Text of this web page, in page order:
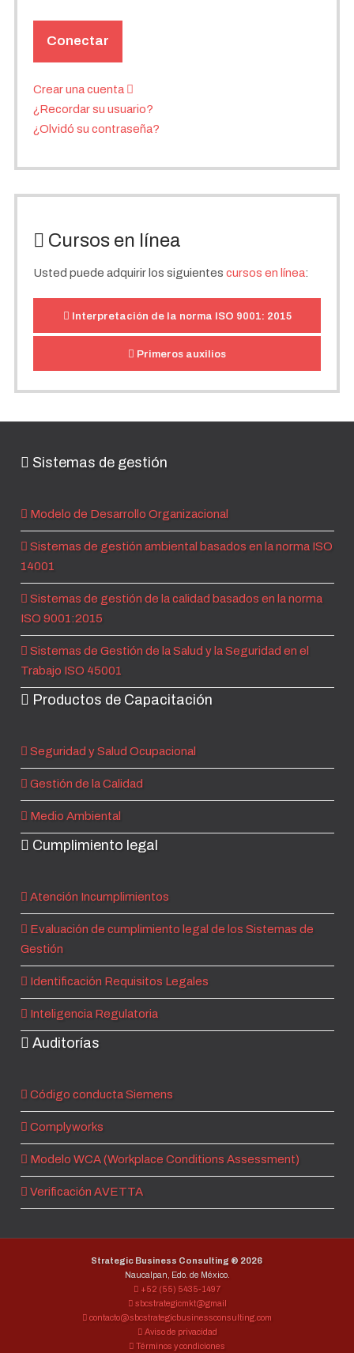
Conectar
Crear una cuenta
¿Recordar su usuario?
¿Olvidó su contraseña?
Cursos en línea
Usted puede adquirir los siguientes cursos en línea:
Interpretación de la norma ISO 9001: 2015
Primeros auxilios
Sistemas de gestión
Modelo de Desarrollo Organizacional
Sistemas de gestión ambiental basados en la norma ISO
14001
Sistemas de gestión de la calidad basados en la norma
ISO 9001:2015
Sistemas de Gestión de la Salud y la Seguridad en el
Trabajo ISO 45001
Productos de Capacitación
Seguridad y Salud Ocupacional
Gestión de la Calidad
Medio Ambiental
Cumplimiento legal
Atención Incumplimientos
Evaluación de cumplimiento legal de los Sistemas de
Gestión
Identificación Requisitos Legales
Inteligencia Regulatoria
Auditorías
Código conducta Siemens
Complyworks
Modelo WCA (Workplace Conditions Assessment)
Verificación AVETTA
Strategic Business Consulting ® 2026
Naucalpan, Edo. de México.
+52 (55) 5435-1497
sbcstrategicmkt@gmail
contacto@sbcstrategicbusinessconsulting.com
Aviso de privacidad
Términos y condiciones